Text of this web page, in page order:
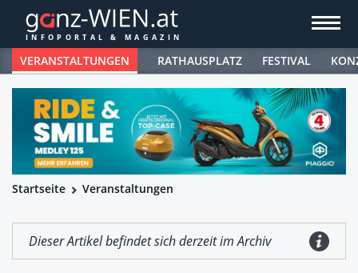
VERANSTALTUNGEN RATHAUSPLATZ FESTIVAL
Startseite Veranstaltungen
Dieser Artikel befindet sich derzeit im Archiv